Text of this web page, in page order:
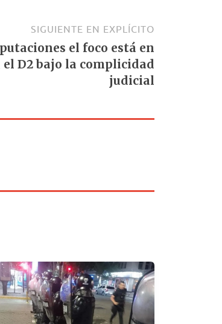
SIGUIENTE EN EXPLÍCITO
el foco está en
D2 bajo la complicidad
judicial